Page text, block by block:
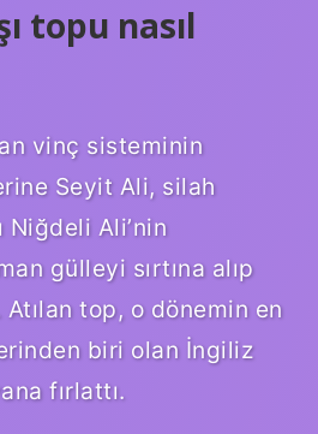
topu nasıl
vinç sisteminin
Seyit Ali, silah
Niğdeli Ali’nin
gülleyi sırtına alıp
top, o dönemin en
biri olan İngiliz
fırlattı.